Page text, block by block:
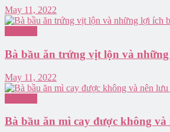
May 11, 2022
Bà bầu ăn trứng vịt lộn và
May 11, 2022
Bà bầu ăn mì cay được không